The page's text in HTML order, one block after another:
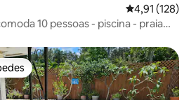
4,91 de uma
4,91 (128)
10 pessoas - piscina - praia
dos hóspedes